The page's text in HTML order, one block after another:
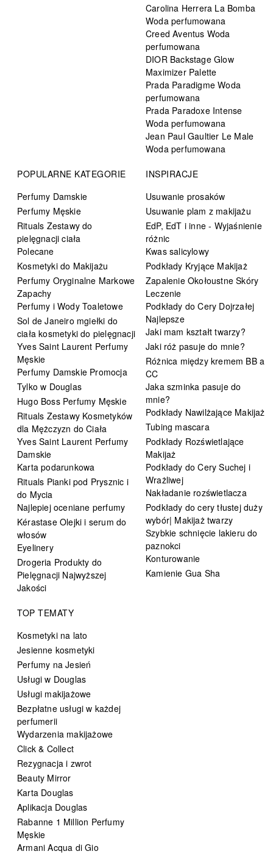
Carolina Herrera La Bomba
Woda perfumowana
Creed Aventus Woda
perfumowana
DIOR Backstage Glow
Maximizer Palette
Prada Paradigme Woda
perfumowana
Prada Paradoxe Intense
Woda perfumowana
Jean Paul Gaultier Le Male
Woda perfumowana
POPULARNE KATEGORIE
Perfumy Damskie
Perfumy Męskie
Rituals Zestawy do
pielęgnacji ciała
Polecane
Kosmetyki do Makijażu
Perfumy Oryginalne Markowe
Zapachy
Perfumy i Wody Toaletowe
Sol de Janeiro mgiełki do
ciała kosmetyki do pielęgnacji
Yves Saint Laurent Perfumy
Męskie
Perfumy Damskie Promocja
Tylko w Douglas
Hugo Boss Perfumy Męskie
Rituals Zestawy Kosmetyków
dla Mężczyzn do Ciała
Yves Saint Laurent Perfumy
Damskie
Karta podarunkowa
Rituals Pianki pod Prysznic i
do Mycia
Najlepiej oceniane perfumy
Kérastase Olejki i serum do
włosów
Eyelinery
Drogeria Produkty do
Pielęgnacji Najwyższej
Jakości
INSPIRACJE
Usuwanie prosaków
Usuwanie plam z makijażu
EdP, EdT i inne - Wyjaśnienie
różnic
Kwas salicylowy
Podkłady Kryjące Makijaż
Zapalenie Okołoustne Skóry
Leczenie
Podkłady do Cery Dojrzałej
Najlepsze
Jaki mam kształt twarzy?
Jaki róż pasuje do mnie?
Różnica między kremem BB a
CC
Jaka szminka pasuje do
mnie?
Podkłady Nawilżające Makijaż
Tubing mascara
Podkłady Rozświetlające
Makijaż
Podkłady do Cery Suchej i
Wrażliwej
Nakładanie rozświetlacza
Podkłady do cery tłustej duży
wybór| Makijaż twarzy
Szybkie schnięcie lakieru do
paznokci
Konturowanie
Kamienie Gua Sha
TOP TEMATY
Kosmetyki na lato
Jesienne kosmetyki
Perfumy na Jesień
Usługi w Douglas
Usługi makijażowe
Bezpłatne usługi w każdej
perfumerii
Wydarzenia makijażowe
Click & Collect
Rezygnacja i zwrot
Beauty Mirror
Karta Douglas
Aplikacja Douglas
Rabanne 1 Million Perfumy
Męskie
Armani Acqua di Gio